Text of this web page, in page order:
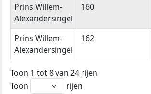
Prins Willem-
Alexandersingel
160
Prins Willem-
Alexandersingel
162
Toon 1 tot 8 van 24 rijen
Toon
rijen